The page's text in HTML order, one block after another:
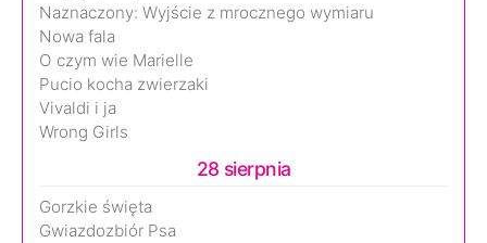
Naznaczony: Wyjście z mrocznego wymiaru
Nowa fala
O czym wie Marielle
Pucio kocha zwierzaki
Vivaldi i ja
Wrong Girls
28 sierpnia
Gorzkie święta
Gwiazdozbiór Psa